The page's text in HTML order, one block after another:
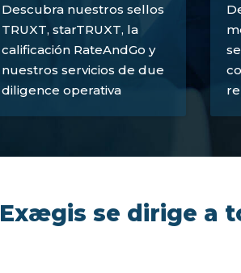
Descubra nuestros sellos
TRUXT, starTRUXT, la
calificación RateAndGo y
nuestros servicios de due
diligence operativa
Exægis se dirige a